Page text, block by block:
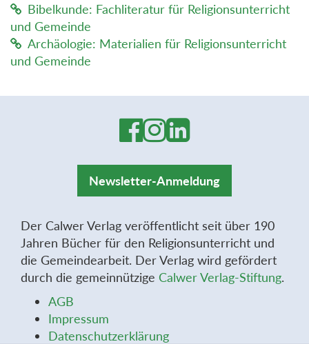
Bibelkunde: Fachliteratur für Religionsunterricht
und Gemeinde
Archäologie: Materialien für Religionsunterricht
und Gemeinde
Newsletter-Anmeldung
Der Calwer Verlag veröffentlicht seit über 190
Jahren Bücher für den Religionsunterricht und
die Gemeindearbeit. Der Verlag wird gefördert
durch die gemeinnützige Calwer Verlag-Stiftung.
AGB
Impressum
Datenschutzerklärung